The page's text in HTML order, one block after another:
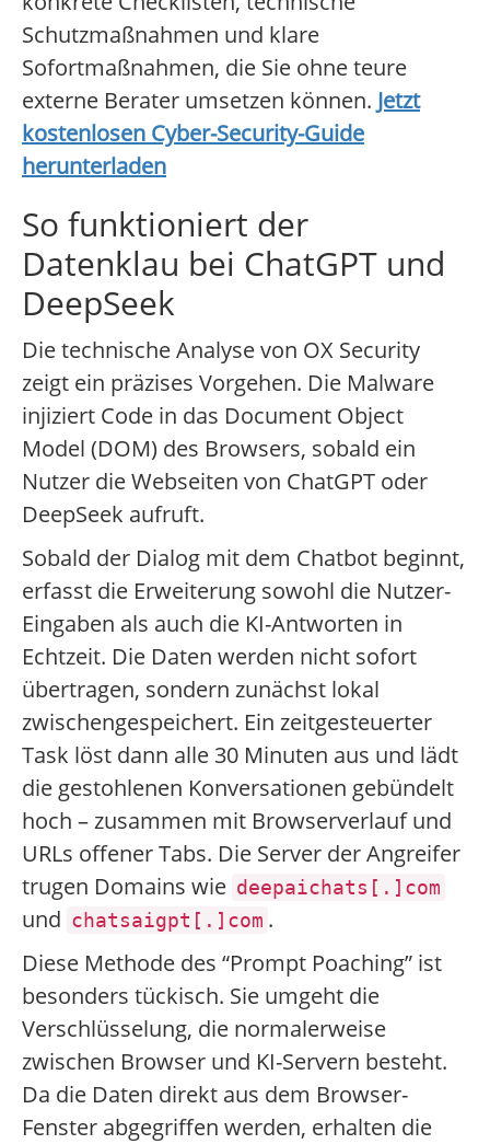
Schutzmaßnahmen und klare
Sofortmaßnahmen, die Sie ohne teure
externe Berater umsetzen können. Jetzt
kostenlosen Cyber-Security-Guide
herunterladen
So funktioniert der
Datenklau bei ChatGPT und
DeepSeek
Die technische Analyse von OX Security
zeigt ein präzises Vorgehen. Die Malware
injiziert Code in das Document Object
Model (DOM) des Browsers, sobald ein
Nutzer die Webseiten von ChatGPT oder
DeepSeek aufruft.
Sobald der Dialog mit dem Chatbot beginnt,
erfasst die Erweiterung sowohl die Nutzer-
Eingaben als auch die KI-Antworten in
Echtzeit. Die Daten werden nicht sofort
übertragen, sondern zunächst lokal
zwischengespeichert. Ein zeitgesteuerter
Task löst dann alle 30 Minuten aus und lädt
die gestohlenen Konversationen gebündelt
hoch – zusammen mit Browserverlauf und
URLs offener Tabs. Die Server der Angreifer
trugen Domains wie deepaichats[.]com
und chatsaigpt[.]com .
Diese Methode des “Prompt Poaching” ist
besonders tückisch. Sie umgeht die
Verschlüsselung, die normalerweise
zwischen Browser und KI-Servern besteht.
Da die Daten direkt aus dem Browser-
Fenster abgegriffen werden, erhalten die